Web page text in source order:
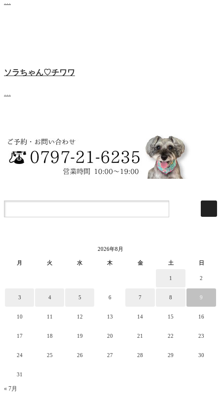
ソラちゃん♡‬チワワ
2026年8月
月 火 水 木 金 土 日
1 2
3 4 5 6 7 8 9
10 11 12 13 14 15 16
17 18 19 20 21 22 23
24 25 26 27 28 29 30
31
« 7月